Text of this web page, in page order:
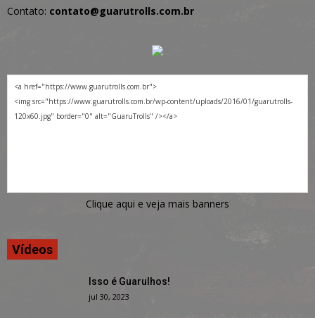
Contato: contato@guarutrolls.com.br
Clique aqui e veja mais banners
Vídeos
Isso é Guarulhos!
jul 30, 2023